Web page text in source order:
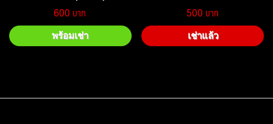
600
พร้อมเช่า
500
เช่าแล้ว